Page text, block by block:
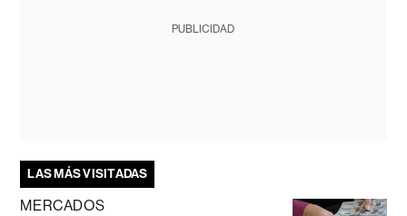
PUBLICIDAD
LAS MÁS VISITADAS
MERCADOS